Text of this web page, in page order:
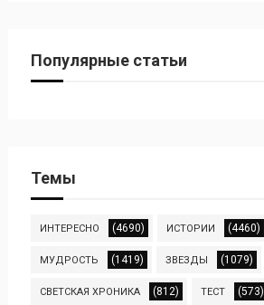
Популярные статьи
Темы
ИНТЕРЕСНО (4690) ИСТОРИИ (4460)
МУДРОСТЬ (1419) ЗВЕЗДЫ (1079)
СВЕТСКАЯ ХРОНИКА (812) ТЕСТ (573)